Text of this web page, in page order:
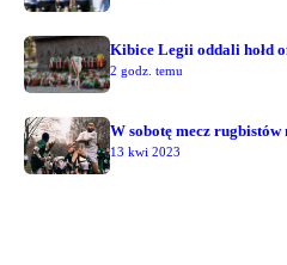
Kibice Legii oddali hołd
2 godz. temu
W sobotę mecz rugbistów
13 kwi 2023